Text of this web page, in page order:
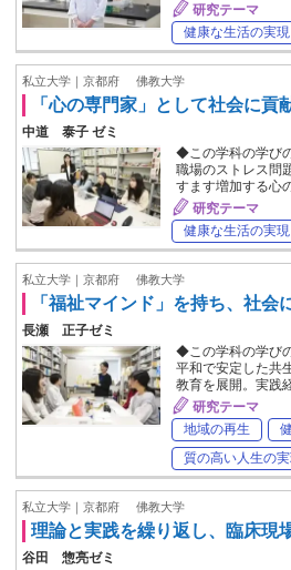
研究テーマ
健康な生活の実現
私立大学｜京都府 佛教大学
「心の専門家」として社会に貢
中道 泰子 ゼミ
◆この学科の学び
職場のストレス問
すます増加する心
研究テーマ
健康な生活の実現
私立大学｜京都府 佛教大学
「福祉マインド」を持ち、社会
長瀬 正子ゼミ
◆この学科の学び
平和で安定した共
教育を展開。実践
研究テーマ
地域の再生
質の高い人生の
私立大学｜京都府 佛教大学
理論と実践を繰り返し、臨床現
谷田 惣亮ゼミ